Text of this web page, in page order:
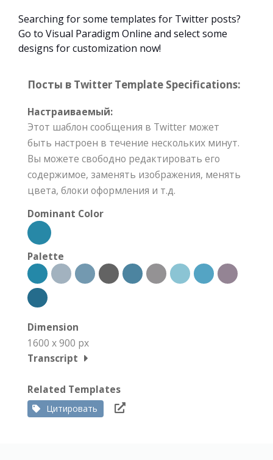
Searching for some templates for Twitter posts?
Go to Visual Paradigm Online and select some
designs for customization now!
Посты в Twitter Template Specifications:
Настраиваемый:
Этот шаблон сообщения в Twitter может
быть настроен в течение нескольких минут.
Вы можете свободно редактировать его
содержимое, заменять изображения, менять
цвета, блоки оформления и т.д.
Dominant Color
Palette
Dimension
1600 x 900 px
Transcript
Related Templates
Цитировать